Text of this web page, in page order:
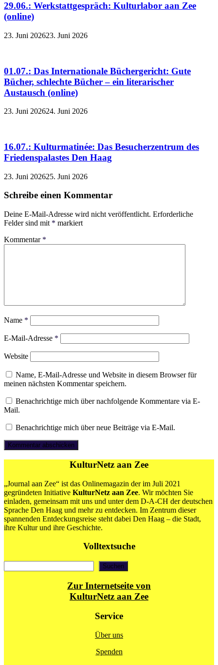
29.06.: Werkstattgespräch: Kulturlabor aan Zee
(online)
23. Juni 202623. Juni 2026
01.07.: Das Internationale Büchergericht: Gute
Bücher, schlechte Bücher – ein literarischer
Austausch (online)
23. Juni 202624. Juni 2026
16.07.: Kulturmatinée: Das Besucherzentrum des
Friedenspalastes Den Haag
23. Juni 202625. Juni 2026
Schreibe einen Kommentar
Deine E-Mail-Adresse wird nicht veröffentlicht. Erforderliche
Felder sind mit * markiert
Kommentar *
Name *
E-Mail-Adresse *
Website
Name, E-Mail-Adresse und Website in diesem Browser für
meinen nächsten Kommentar speichern.
Benachrichtige mich über nachfolgende Kommentare via E-
Mail.
Benachrichtige mich über neue Beiträge via E-Mail.
KulturNetz aan Zee
„Journal aan Zee“ ist das Onlinemagazin der im Juli 2021
gegründeten Initiative KulturNetz aan Zee. Wir möchten Sie
einladen, gemeinsam mit uns und unter dem D-A-CH der deutschen
Sprache Den Haag und mehr zu entdecken. Im Zentrum dieser
spannenden Entdeckungsreise steht dabei Den Haag – die Stadt,
ihre Kultur und ihre Geschichte.
Volltextsuche
Suchen
Zur Internetseite von
KulturNetz aan Zee
Service
Über uns
Spenden